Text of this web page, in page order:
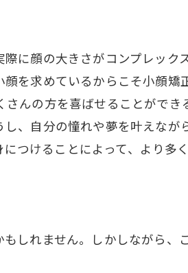
に顔の大きさがコンプレック
を求めているからこそ小顔矯
んの方を喜ばせることができ
、自分の憧れや夢を叶えなが
つけることによって、より多
しれません。しかしながら、